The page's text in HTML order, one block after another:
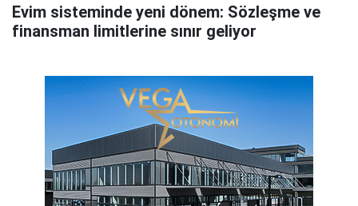
Evim sisteminde yeni dönem: Sözleşme ve
finansman limitlerine sınır geliyor